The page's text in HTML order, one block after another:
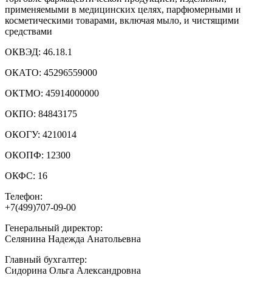
применяемыми в медицинских целях, парфюмерными и
косметическими товарами, включая мыло, и чистящими
средствами
ОКВЭД: 46.18.1
ОКАТО: 45296559000
ОКТМО: 45914000000
ОКПО: 84843175
ОКОГУ: 4210014
ОКОПФ: 12300
ОКФС: 16
Телефон:
+7(499)707-09-00
Генеральный директор:
Селянина Надежда Анатольевна
Главный бухгалтер:
Сидорина Ольга Александровна